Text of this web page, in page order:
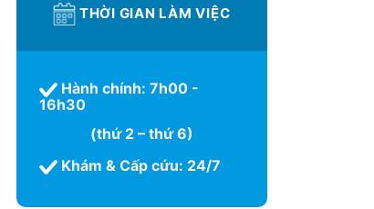
THỜI GIAN LÀM VIỆC
Hành chính: 7h00 -
16h30
(thứ 2 – thứ 6)
Khám & Cấp cứu: 24/7